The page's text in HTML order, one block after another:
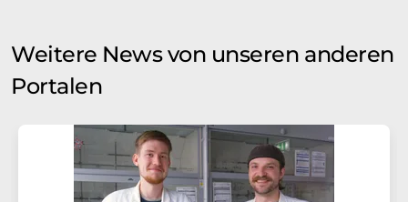
Weitere News von unseren anderen
Portalen